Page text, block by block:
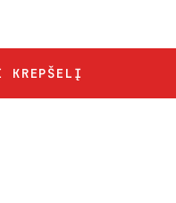
KREPŠELĮ